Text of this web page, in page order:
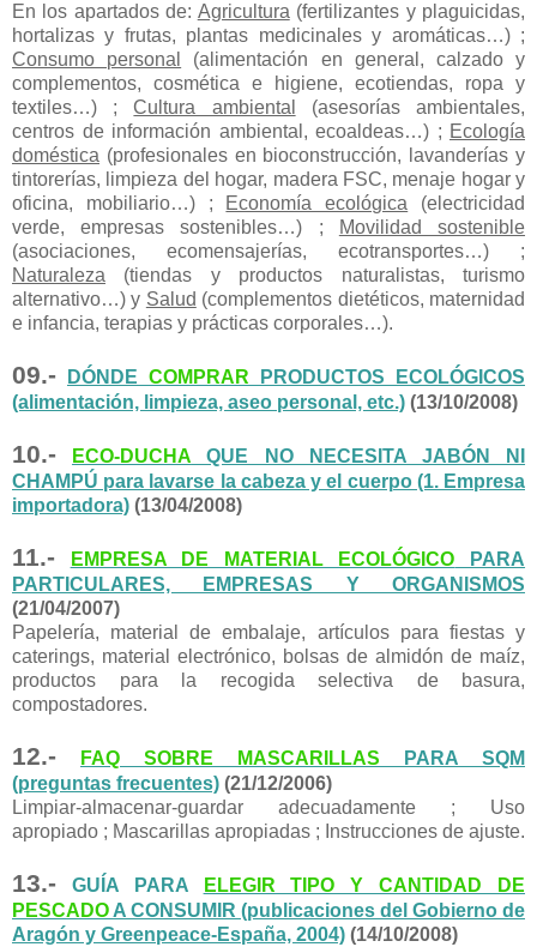
En los apartados de: Agricultura (fertilizantes y plaguicidas,
hortalizas y frutas, plantas medicinales y aromáticas…) ;
Consumo personal
(alimentación en general, calzado y
complementos, cosmética e higiene, ecotiendas, ropa y
textiles…) ;Cultura ambiental
(asesorías ambientales,
centros de información ambiental, ecoaldeas…) ; Ecología
doméstica (profesionales en bioconstrucción, lavanderías y
tintorerías, limpieza del hogar, madera FSC, menaje hogar y
oficina, mobiliario…) ; Economía ecológica (electricidad
verde, empresas sostenibles…) ;
Movilidad sostenible
(asociaciones, ecomensajerías, ecotransportes…) ;
Naturaleza (tiendas y productos naturalistas, turismo
alternativo…) y Salud (complementos dietéticos, maternidad
e infancia, terapias y prácticas corporales…).
09.- DÓNDE COMPRAR PRODUCTOS ECOLÓGICOS
(alimentación, limpieza, aseo personal, etc.) (13/10/2008)
10.- ECO-DUCHA QUE NO NECESITA JABÓN NI
CHAMPÚ para lavarse la cabeza y el cuerpo (1. Empresa
importadora) (13/04/2008)
11.- EMPRESA DE MATERIAL ECOLÓGICO PARA
PARTICULARES, EMPRESAS Y ORGANISMOS
(21/04/2007)
Papelería, material de embalaje, artículos para fiestas y
caterings, material electrónico, bolsas de almidón de maíz,
productos para la recogida selectiva de basura,
compostadores.
12.- FAQ SOBRE MASCARILLAS PARA SQM
(preguntas frecuentes) (21/12/2006)
Limpiar-almacenar-guardar adecuadamente ; Uso
apropiado ; Mascarillas apropiadas ; Instrucciones de ajuste.
13.- GUÍA PARA
ELEGIR TIPO Y CANTIDAD DE
PESCADO A CONSUMIR (publicaciones del Gobierno de
Aragón y Greenpeace-España, 2004) (14/10/2008)